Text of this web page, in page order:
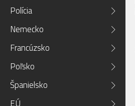
Polícia
Nemecko
Francúzsko
Poľsko
Španielsko